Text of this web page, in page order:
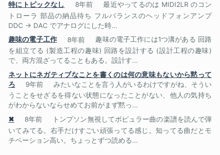
特にトピックなし
8年前
最近やってるのは MIDI2LR のコン
トローラ 部品の納品待ち フルバランスのヘッドフォンアンプ
DDC -> DAC でアナログにした時...
趣味の電子工作
8年前
趣味の電子工作には1つ溝がある 回路
を組立てる (製造工程の趣味) 回路を設計する (設計工程の趣味)
で、両方混ざってることもある。設計す...
ネットにネガティブなことを書くのは何の意味もないから黙って
ろ
9年前
みたいなことを言う人がいるわけですがね、そうい
うことをせざるを得ない状態になったことがない、他人の気持ち
がわからないならせめてお前がまず黙っ...
✖
8年前
トンプソン無視してポピュラー曲の楽譜を読んで弾
いてみてる。右手だけすごい頑張ってる感じ。知ってる曲だとモ
チベーション高い。ちょっとずつ読める...